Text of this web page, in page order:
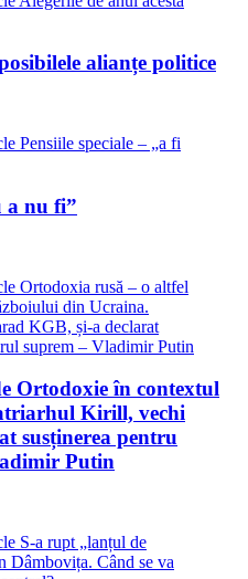
alianțe politice
a nu fi”
Ortodoxie în contextul
Kirill, vechi
susținerea pentru
Putin